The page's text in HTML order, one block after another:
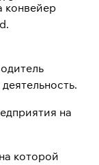
конвейер
на
которой